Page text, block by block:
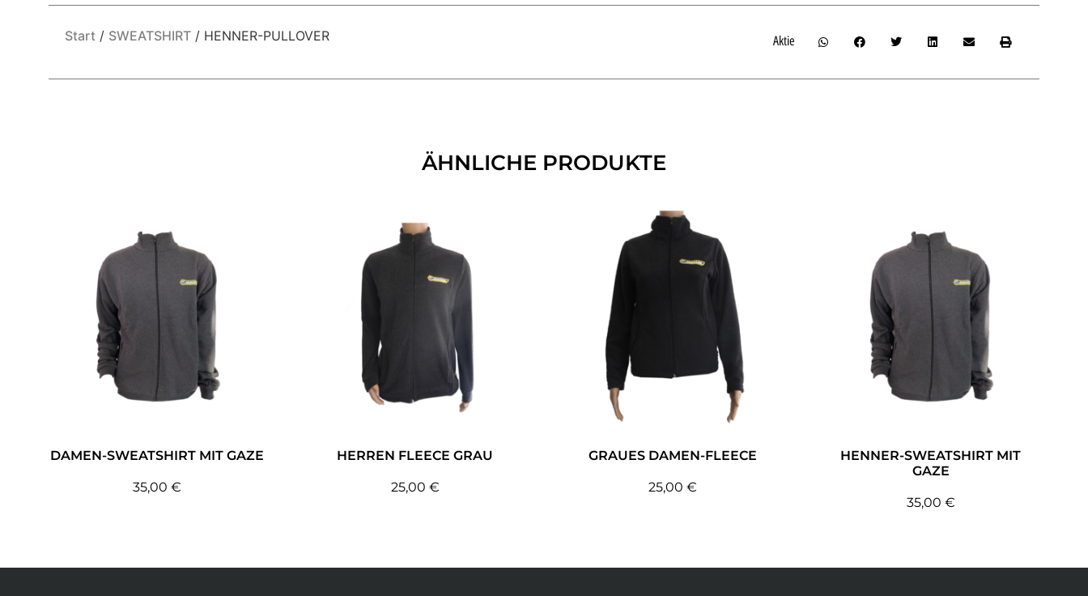
Start / SWEATSHIRT / HENNER-PULLOVER Aktie
ÄHNLICHE PRODUKTE
DAMEN-SWEATSHIRT MIT GAZE
35,00€
HERREN FLEECE GRAU
25,00 €
GRAUES DAMEN-FLEECE
25,00€
HENNER-SWEATSHIRT MIT
GAZE
35,00 €